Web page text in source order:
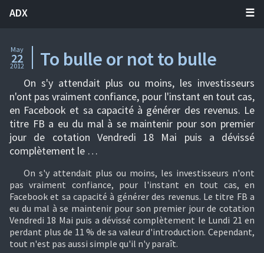
ADX
May
22
2012 To bulle or not to bulle
On s'y attendait plus ou moins, les investisseurs
n'ont pas vraiment confiance, pour l'instant en tout cas,
en Facebook et sa capacité à générer des revenus. Le
titre FB a eu du mal à se maintenir pour son premier
jour de cotation Vendredi 18 Mai puis a dévissé
complètement le …
On s'y attendait plus ou moins, les investisseurs n'ont
pas vraiment confiance, pour l'instant en tout cas, en
Facebook et sa capacité à générer des revenus. Le titre FB a
eu du mal à se maintenir pour son premier jour de cotation
Vendredi 18 Mai puis a dévissé complètement le Lundi 21 en
perdant plus de 11 % de sa valeur d'introduction. Cependant,
tout n'est pas aussi simple qu'il n'y paraît.